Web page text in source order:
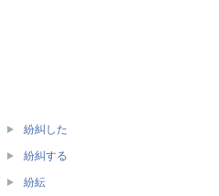
紛糾した
紛糾する
紛紜